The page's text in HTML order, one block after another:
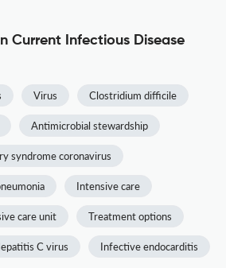
Current Infectious Disease
Virus Clostridium difficile
Antimicrobial stewardship
syndrome coronavirus
Intensive care
care unit Treatment options
C virus Infective endocarditis